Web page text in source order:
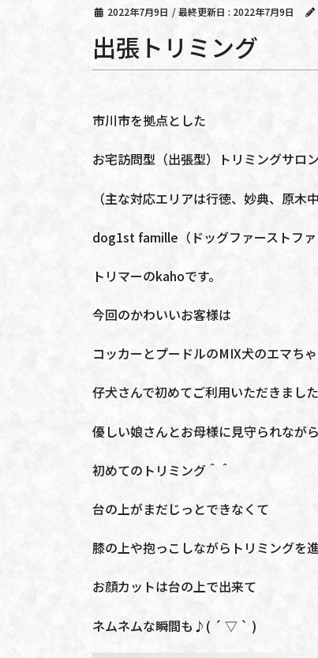
2022年7月9日 / 最終更新日 : 2022年7月9日
出張トリミング
市川市を拠点とした
お宅訪問型（出張型）トリミングサロン
（主な対応エリアは行徳、妙典、原木
dog1st famille（ドッグファーストファ
トリマーのkahoです。
今回のかわいいお客様は
コッカーとプードルのMIX犬のエマち
仔犬さんで初めてご利用いただきました
優しい娘さんとお母様に見守られながら
初めてのトリミング＾＾
台の上がまだじっとできなくて
膝の上や抱っこしながらトリミングを
お顔カットは台の上で出来て
ネムネムな瞬間も♪( ´ ▽ ` )